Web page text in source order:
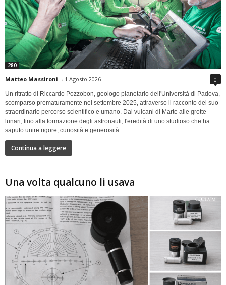
280
Matteo Massironi - 1 Agosto 2026 0
Un ritratto di Riccardo Pozzobon, geologo planetario dell'Università di Padova,
scomparso prematuramente nel settembre 2025, attraverso il racconto del suo
straordinario percorso scientifico e umano. Dai vulcani di Marte alle grotte
lunari, fino alla formazione degli astronauti, l'eredità di uno studioso che ha
saputo unire rigore, curiosità e generosità
Continua a leggere
Una volta qualcuno li usava